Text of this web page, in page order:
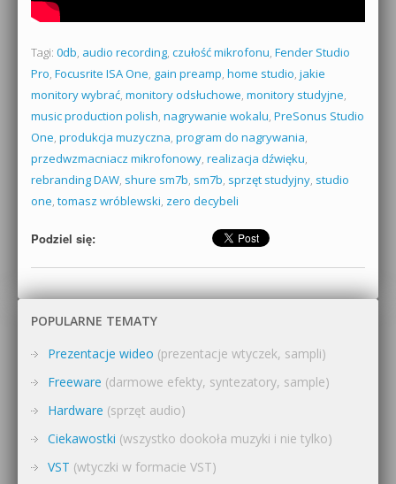
Tagi: 0db, audio recording, czułość mikrofonu, Fender Studio
Pro, Focusrite ISA One, gain preamp, home studio, jakie
monitory wybrać, monitory odsłuchowe, monitory studyjne,
music production polish, nagrywanie wokalu, PreSonus Studio
One, produkcja muzyczna, program do nagrywania,
przedwzmacniacz mikrofonowy, realizacja dźwięku,
rebranding DAW, shure sm7b, sm7b, sprzęt studyjny, studio
one, tomasz wróblewski, zero decybeli
Podziel się:
POPULARNE TEMATY
Prezentacje wideo (prezentacje wtyczek, sampli)
Freeware (darmowe efekty, syntezatory, sample)
Hardware (sprzęt audio)
Ciekawostki (wszystko dookoła muzyki i nie tylko)
VST (wtyczki w formacie VST)